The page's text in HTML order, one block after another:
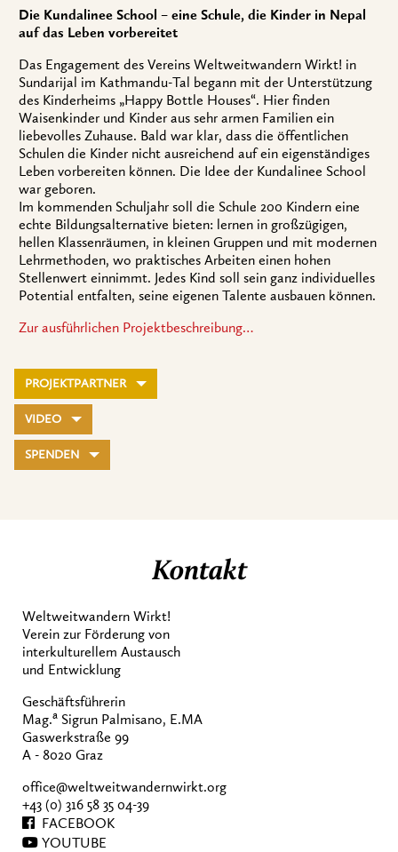
Die Kundalinee School – eine Schule, die Kinder in Nepal
auf das Leben vorbereitet
Das Engagement des Vereins Weltweitwandern Wirkt! in
Sundarijal im Kathmandu-Tal begann mit der Unterstützung
des Kinderheims „Happy Bottle Houses“. Hier finden
Waisenkinder und Kinder aus sehr armen Familien ein
liebevolles Zuhause. Bald war klar, dass die öffentlichen
Schulen die Kinder nicht ausreichend auf ein eigenständiges
Leben vorbereiten können. Die Idee der Kundalinee School
war geboren.
Im kommenden Schuljahr soll die Schule 200 Kindern eine
echte Bildungsalternative bieten: lernen in großzügigen,
hellen Klassenräumen, in kleinen Gruppen und mit modernen
Lehrmethoden, wo praktisches Arbeiten einen hohen
Stellenwert einnimmt. Jedes Kind soll sein ganz individuelles
Potential entfalten, seine eigenen Talente ausbauen können.
Zur ausführlichen Projektbeschreibung…
PROJEKTPARTNER
VIDEO
SPENDEN
Kontakt
Weltweitwandern Wirkt!
Verein zur Förderung von
interkulturellem Austausch
und Entwicklung
Geschäftsführerin
Mag.a Sigrun Palmisano, E.MA
Gaswerkstraße 99
A - 8020 Graz
office@weltweitwandernwirkt.org
+43 (0) 316 58 35 04-39
FACEBOOK
YOUTUBE